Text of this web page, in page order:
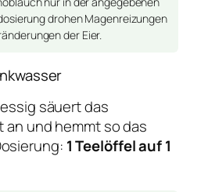
drohen Magenreizungen
der Eier.
säuert das
an und hemmt so das
1 Teelöffel auf 1